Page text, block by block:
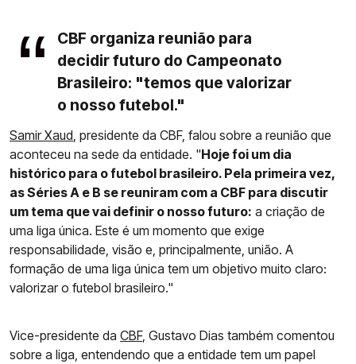
CBF organiza reunião para
decidir futuro do Campeonato
Brasileiro: "temos que valorizar
o nosso futebol."
Samir Xaud , presidente da CBF, falou sobre a reunião que
aconteceu na sede da entidade. "Hoje foi um dia
histórico para o futebol brasileiro. Pela primeira vez,
as Séries A e B se reuniram com a CBF para discutir
um tema que vai definir o nosso futuro: a criação de
uma liga única. Este é um momento que exige
responsabilidade, visão e, principalmente, união. A
formação de uma liga única tem um objetivo muito claro:
valorizar o futebol brasileiro."
Vice-presidente da CBF, Gustavo Dias também comentou
sobre a liga, entendendo que a entidade tem um papel